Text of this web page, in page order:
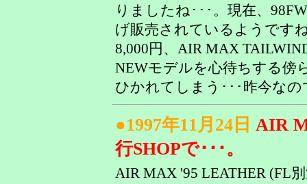
りましたね･･･。現在、
げ販売されているようです
8,000円、AIR MAX
NEWモデルを心待ちする傍
ひかれてしまう･･･昨今なの
●1997年11月24日 AIR
行SHOPで･･･。
AIR MAX '95 LEATHER (FL